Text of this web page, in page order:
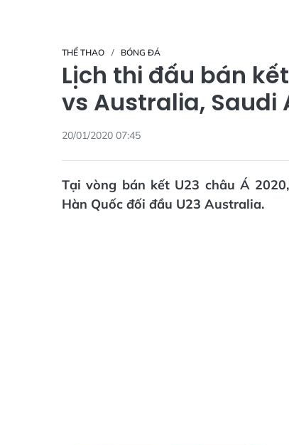
THỂ THAO BÓNG ĐÁ
Lịch thi đấu bán
vs Australia, Saudi
20/01/2020 07:45
Tại vòng bán kết U23 châu Á
Hàn Quốc đối đầu U23 Australia.